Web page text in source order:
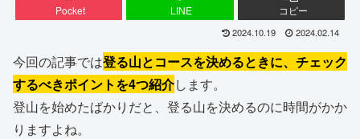
Pocket LINE コピー
2024.10.19 2024.02.14
今回の記事では登る山とコースを決めるときに、チェック
するべきポイントを4つ紹介します。
登山を始めたばかりだと、登る山を決めるのに時間がかか
りますよね。